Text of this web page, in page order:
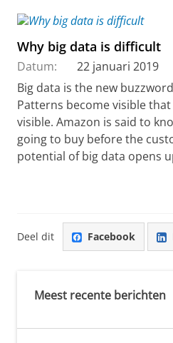
Why big data is difficult
Datum:
22 januari 2019
Big data is the new
Patterns become visible
visible. Amazon is said to
going to buy before the
potential of big data opens
Deel dit Facebook
Meest recente berichten